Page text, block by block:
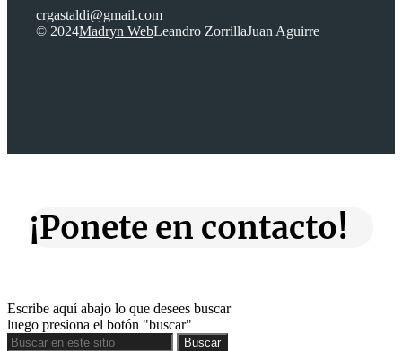
crgastaldi@gmail.com
© 2024Madryn WebLeandro ZorrillaJuan Aguirre
¡Ponete en contacto!
Escribe aquí abajo lo que desees buscar
luego presiona el botón "buscar"
Buscar
Buscar